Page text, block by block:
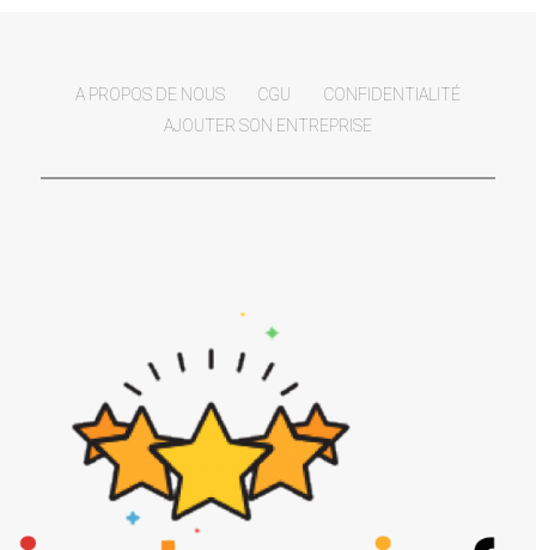
A PROPOS DE NOUS CGU
CONFIDENTIALITÉ
AJOUTER SON ENTREPRISE